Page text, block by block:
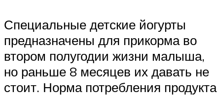
Специальные детские йогурты
предназначены для прикорма во
втором полугодии жизни малыша,
но раньше 8 месяцев их давать не
стоит. Норма потребления продукта